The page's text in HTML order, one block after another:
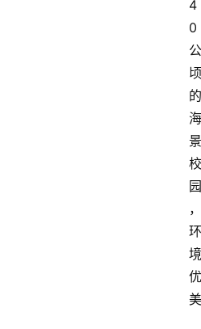
4
0
公
顷
的
海
景
校
园
，
环
境
优
美